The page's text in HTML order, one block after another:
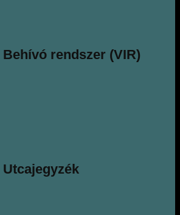
Behívó rendszer (VIR)
Utcajegyzék